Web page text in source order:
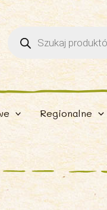
Wyszukiwarka
produktów
Regionalne